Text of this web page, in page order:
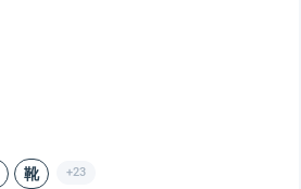
靴 +23